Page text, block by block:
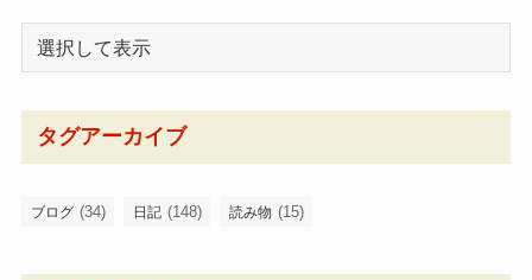
タグアーカイブ
ブログ (34) 日記 (148) 読み物 (15)